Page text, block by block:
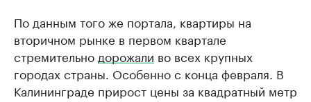
По данным того же портала, квартиры на
вторичном рынке в первом квартале
стремительно дорожали во всех крупных
городах страны. Особенно с конца февраля. В
Калининграде прирост цены за квадратный метр